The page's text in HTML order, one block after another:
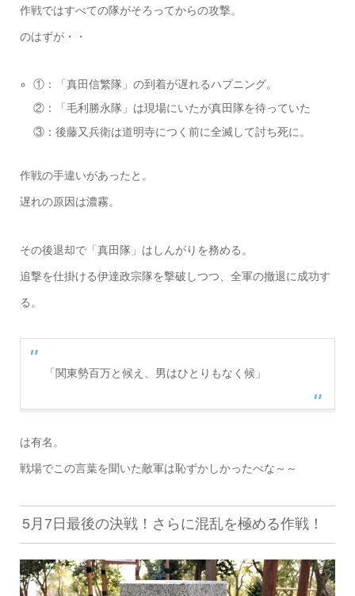
作戦ではすべての隊がそろってからの攻撃。
のはずが・・
①：「真田信繁隊」の到着が遅れるハプニング。
②：「毛利勝永隊」は現場にいたが真田隊を待っていた
③：後藤又兵衛は道明寺につく前に全滅して討ち死に。
作戦の手違いがあったと。
遅れの原因は濃霧。
その後退却で「真田隊」はしんがりを務める。
追撃を仕掛ける伊達政宗隊を撃破しつつ、全軍の撤退に成功す
る。
「関東勢百万と候え、男はひとりもなく候」
は有名。
戦場でこの言葉を聞いた敵軍は恥ずかしかったべな～～
5月7日最後の決戦！さらに混乱を極める作戦！